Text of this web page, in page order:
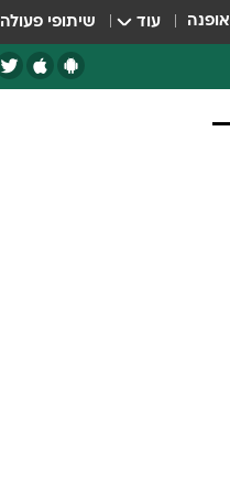
אופנה עוד שיתופי פעולה